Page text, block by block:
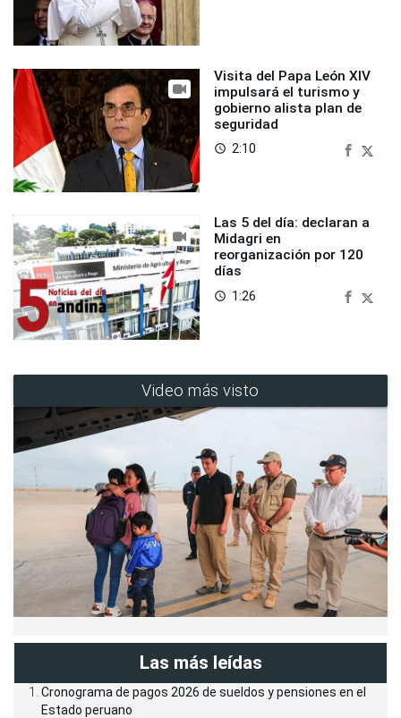
Visita del Papa León XIV
impulsará el turismo y
gobierno alista plan de
seguridad
access_time 2:10
Las 5 del día: declaran a
Midagri en
reorganización por 120
días
access_time 1:26
Video más visto
Las más leídas
Cronograma de pagos 2026 de sueldos y pensiones en el
Estado peruano